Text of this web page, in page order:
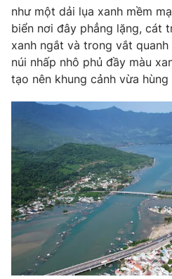
VTV Money
VTV Sức khoẻ
Thị trường 24h
VTV4
VTV9
Liên hệ tòa soạn
như một dải lụa xanh mềm
biển nơi đây phẳng lặng, cát
xanh ngắt và trong vắt
núi nhấp nhô phủ đầy màu
tạo nên khung cảnh vừa